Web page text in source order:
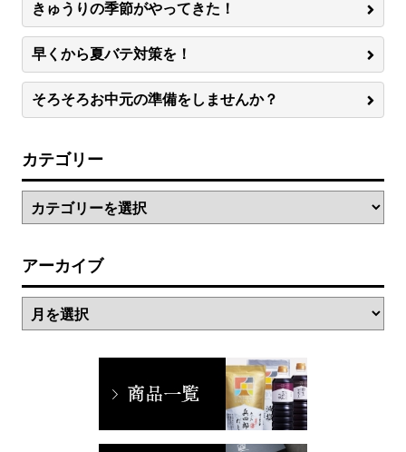
きゅうりの季節がやってきた！
早くから夏バテ対策を！
そろそろお中元の準備をしませんか？
カテゴリー
アーカイブ